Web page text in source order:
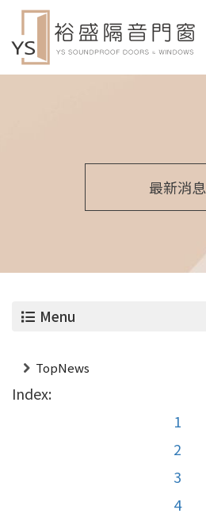
最新消息
Menu
TopNews
Index:
1
2
3
4